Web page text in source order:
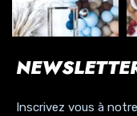
Inscrivez vous à